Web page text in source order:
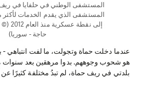
المستشفى الوطني في حلفايا في
المستشفى الذي يقدم الخدمات
إلى
حاجة - سوريا)
عندما دخلت حماة وتجولت، ما لفت انتباهي -
هو شحوب وجوههم. بدوا مرهقين بعد سنوات
بلدتي في ريف حماة، لم تبدُ مختلفة كثيرًا